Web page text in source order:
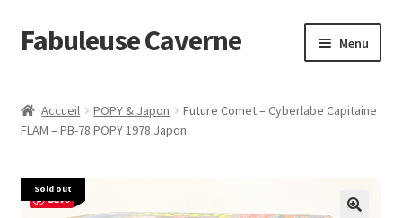
Aller
à
navigation
Aller
au
Fabuleuse Caverne Menu
En boutique
enfant
Superflat Museum Murakami
Accueil POPY & Japon
Future Comet – Cyberlabe Capitaine
FLAM – PB-78 POPY 1978 Japon
Sold out
Save